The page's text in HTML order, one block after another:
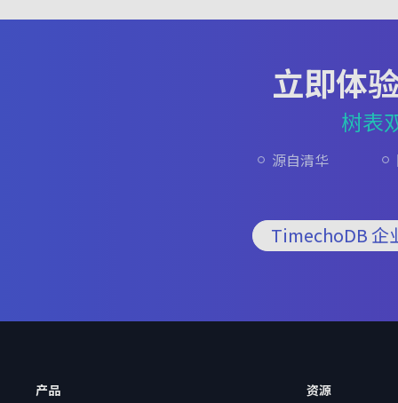
立即体
树表
源自清华
TimechoDB 企
产品 资源